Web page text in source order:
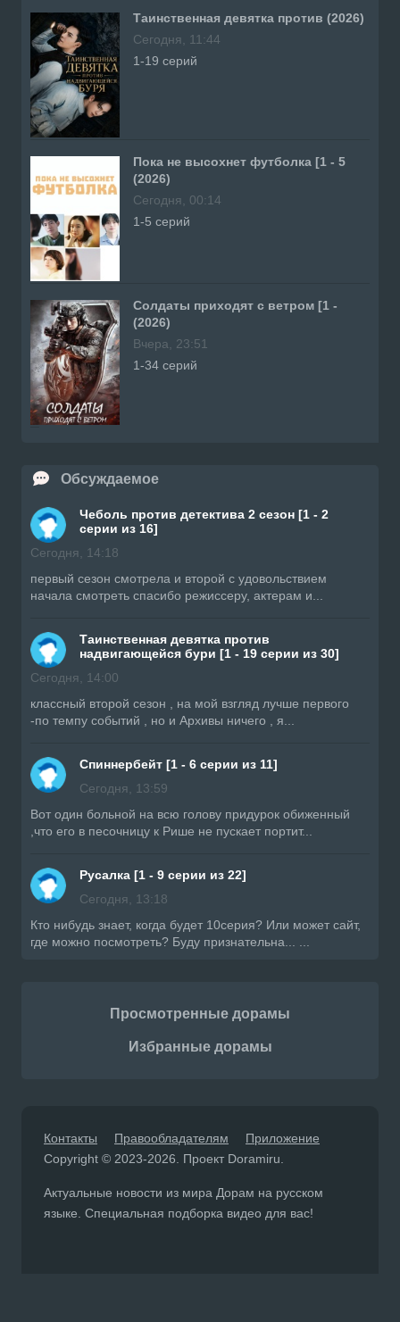
Таинственная девятка против (2026)
Сегодня, 11:44
1-19 серий
Пока не высохнет футболка [1 - 5
(2026)
Сегодня, 00:14
1-5 серий
Солдаты приходят с ветром [1 -
(2026)
Вчера, 23:51
1-34 серий
Обсуждаемое
Чеболь против детектива 2 сезон [1 - 2
серии из 16]
Сегодня, 14:18
первый сезон смотрела и второй с удовольствием
начала смотреть спасибо режиссеру, актерам и...
Таинственная девятка против
надвигающейся бури [1 - 19 серии из 30]
Сегодня, 14:00
классный второй сезон , на мой взгляд лучше первого
-по темпу событий , но и Архивы ничего , я...
Спиннербейт [1 - 6 серии из 11]
Сегодня, 13:59
Вот один больной на всю голову придурок обиженный
,что его в песочницу к Рише не пускает портит...
Русалка [1 - 9 серии из 22]
Сегодня, 13:18
Кто нибудь знает, когда будет 10серия? Или может сайт,
где можно посмотреть? Буду признательна... ...
Просмотренные дорамы
Избранные дорамы
Контакты Правообладателям
Приложение
Copyright © 2023-2026. Проект Doramiru.
Актуальные новости из мира Дорам на русском
языке. Специальная подборка видео для вас!